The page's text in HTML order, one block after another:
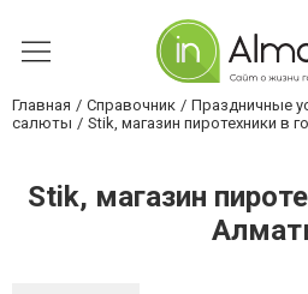
Главная Справочник Праздничные
салюты
Stik, магазин пиротехники в
Stik, магазин